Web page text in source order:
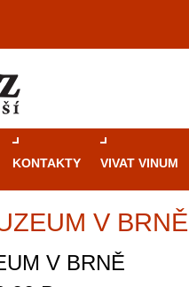
KONTAKTY VIVAT VINUM
V
V BRNĚ
Průvodce
Brně: Od
automaty